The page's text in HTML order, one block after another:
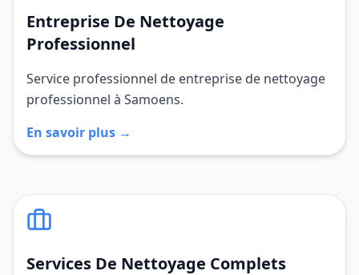
Entreprise De Nettoyage
Professionnel
Service professionnel de entreprise de nettoyage
professionnel à Samoens.
En savoir plus →
Services De Nettoyage Complets